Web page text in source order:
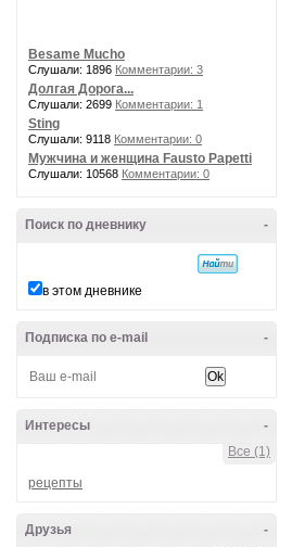
Besame Mucho
Слушали: 1896 Комментарии: 3
Долгая Дорога...
Слушали: 2699 Комментарии: 1
Sting
Слушали: 9118 Комментарии: 0
Мужчина и женщина Fausto Papetti
Слушали: 10568 Комментарии: 0
-
Поиск по дневнику
в этом дневнике
-
Подписка по e-mail
-
Интересы
Все (1)
рецепты
-
Друзья